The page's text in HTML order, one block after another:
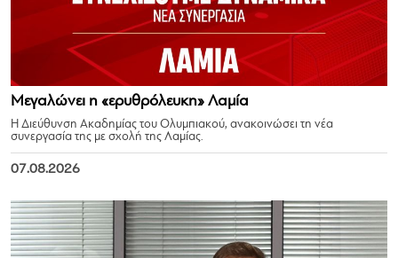
Μεγαλώνει η «ερυθρόλευκη» Λαμία
Η Διεύθυνση Ακαδημίας του Ολυμπιακού, ανακοινώσει τη νέα
συνεργασία της με σχολή της Λαμίας.
07.08.2026